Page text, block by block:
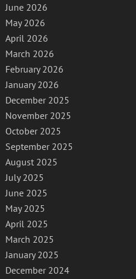
June 2026
May 2026
April 2026
March 2026
February 2026
January 2026
December 2025
November 2025
October 2025
September 2025
August 2025
July 2025
June 2025
May 2025
April 2025
March 2025
January 2025
December 2024